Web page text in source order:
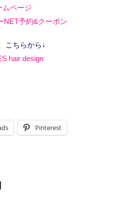
ムページ
NET予約&クーポン
こちらから↓
hair design
Pinterest